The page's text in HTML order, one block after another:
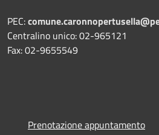
PEC:
Centralino unico: 02-965121
Fax: 02-9655549
Prenotazione appuntamento